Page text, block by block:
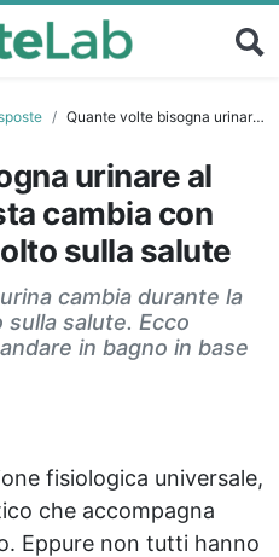
Quante volte bisogna urinare al giorno? La risposta cambia con l’età e può dire molto sulla salute
urinare al
cambia con
sulla salute
cambia durante la
salute. Ecco
in bagno in base
fisiologica universale,
che accompagna
Eppure non tutti hanno